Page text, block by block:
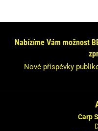
Nabízíme Vám možnost
Nové příspěvky
Carp